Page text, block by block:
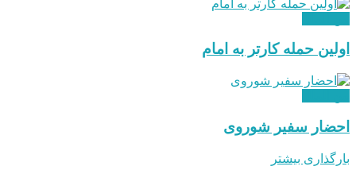
اولین حمله کارتر به امام
احضار سفیر شوروی
بارگذاری بیشتر